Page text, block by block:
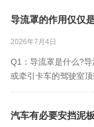
导流罩的作用仅仅
2026年7月4日
Q1：导流罩是什么?
或牵引卡车的驾驶室
主要有：驾驶室顶部
流罩装在驾驶室顶棚
汽车有必要安挡泥